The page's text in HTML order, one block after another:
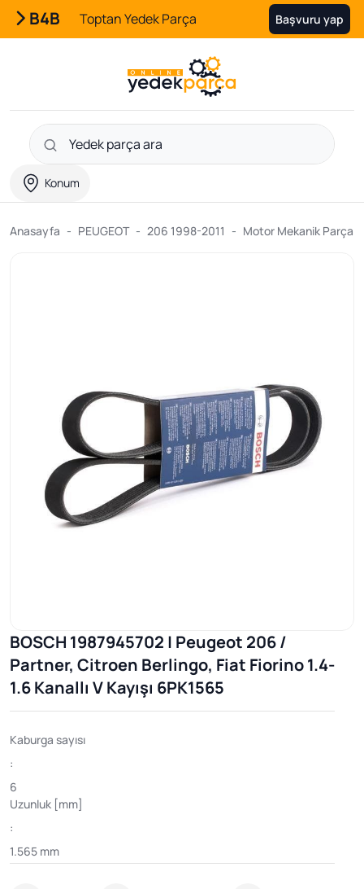
B4B Toptan Yedek Parça Başvuru yap
Konum
Anasayfa PEUGEOT 206 1998-2011 Motor Mekanik
BOSCH 1987945702 | Peugeot 206 /
Partner, Citroen Berlingo, Fiat Fiorino 1.4-
1.6 Kanallı V Kayışı 6PK1565
Kaburga sayısı
:
6
Uzunluk [mm]
:
1.565 mm